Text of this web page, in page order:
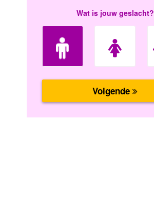
Wat is jouw geslacht?
Volgende